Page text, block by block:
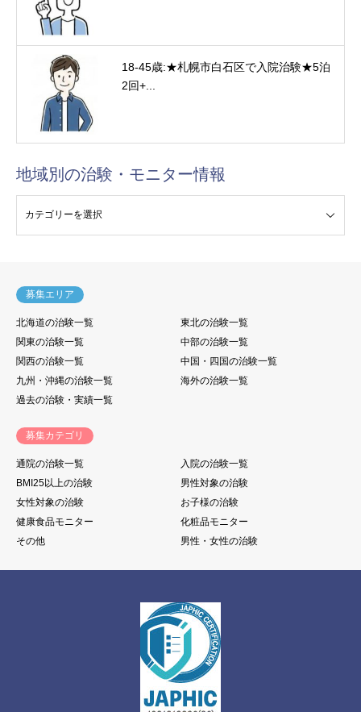
18-45歳:★札幌市白石区で入院治験★5泊
2回+...
地域別の治験・モニター情報
募集エリア
北海道の治験一覧
東北の治験一覧
関東の治験一覧
中部の治験一覧
関西の治験一覧
中国・四国の治験一覧
九州・沖縄の治験一覧
海外の治験一覧
過去の治験・実績一覧
募集カテゴリ
通院の治験一覧
入院の治験一覧
BMI25以上の治験
男性対象の治験
女性対象の治験
お子様の治験
健康食品モニター
化粧品モニター
その他
男性・女性の治験